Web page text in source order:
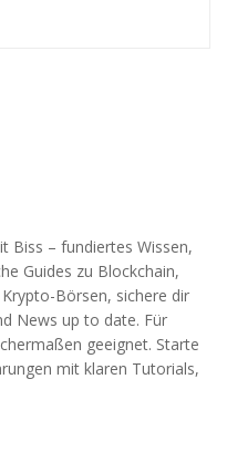
Biss – fundiertes Wissen,
Guides zu Blockchain,
Börsen, sichere dir
News up to date. Für
geeignet. Starte
mit klaren Tutorials,